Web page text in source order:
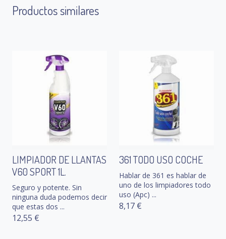
Productos similares
LIMPIADOR DE LLANTAS
V60 SPORT 1L.
Seguro y potente. Sin
ninguna duda podemos decir
que estas dos ...
12,55 €
361 TODO USO COCHE
Hablar de 361 es hablar de
uno de los limpiadores todo
uso (Apc) ...
8,17 €